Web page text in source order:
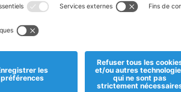
Informations